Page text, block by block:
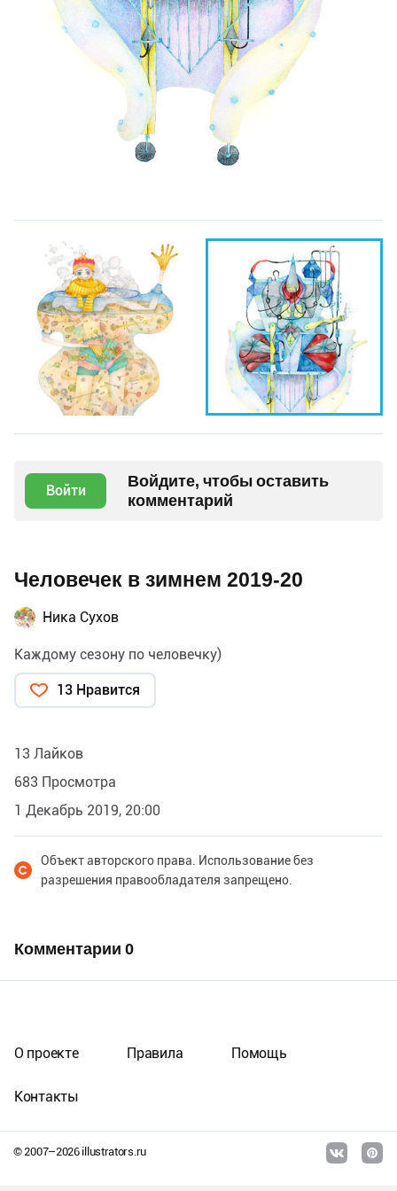
Войти
Войдите, чтобы оставить
комментарий
Человечек в зимнем 2019-20
Ника Сухов
Каждому сезону по человечку)
13 Нравится
13 Лайков
683 Просмотра
1 Декабрь 2019, 20:00
Объект авторского права. Использование без
разрешения правообладателя запрещено.
Комментарии 0
© 2007–2026illustrators.ru
О проекте Правила Помощь
Контакты